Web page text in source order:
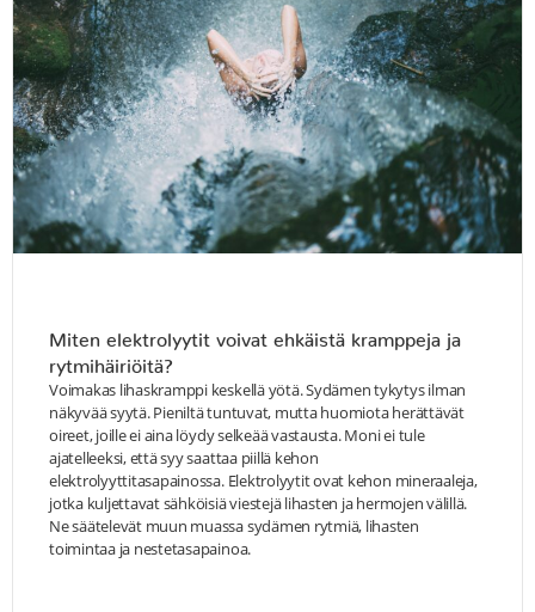
Miten elektrolyytit voivat ehkäistä kramppeja ja
rytmihäiriöitä?
Voimakas lihaskramppi keskellä yötä. Sydämen tykytys ilman
näkyvää syytä. Pieniltä tuntuvat, mutta huomiota herättävät
oireet, joille ei aina löydy selkeää vastausta. Moni ei tule
ajatelleeksi, että syy saattaa piillä kehon
elektrolyyttitasapainossa. Elektrolyytit ovat kehon mineraaleja,
jotka kuljettavat sähköisiä viestejä lihasten ja hermojen välillä.
Ne säätelevät muun muassa sydämen rytmiä, lihasten
toimintaa ja nestetasapainoa.